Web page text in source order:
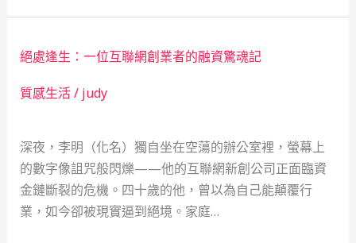
裡
月
光：
一
新
手
爸
爸
絕處逢生：一位互聯網創業者的融資驚魂記
質感生活/ judy
深夜，李明（化名）獨自坐在空蕩的辦公室裡，螢幕上
的數字像詛咒般閃爍——他的互聯網新創公司正面臨資
金鏈斷裂的危機。四十歲的他，曾以為自己能顛覆行
業，如今卻被現實逼到絕境。家庭…